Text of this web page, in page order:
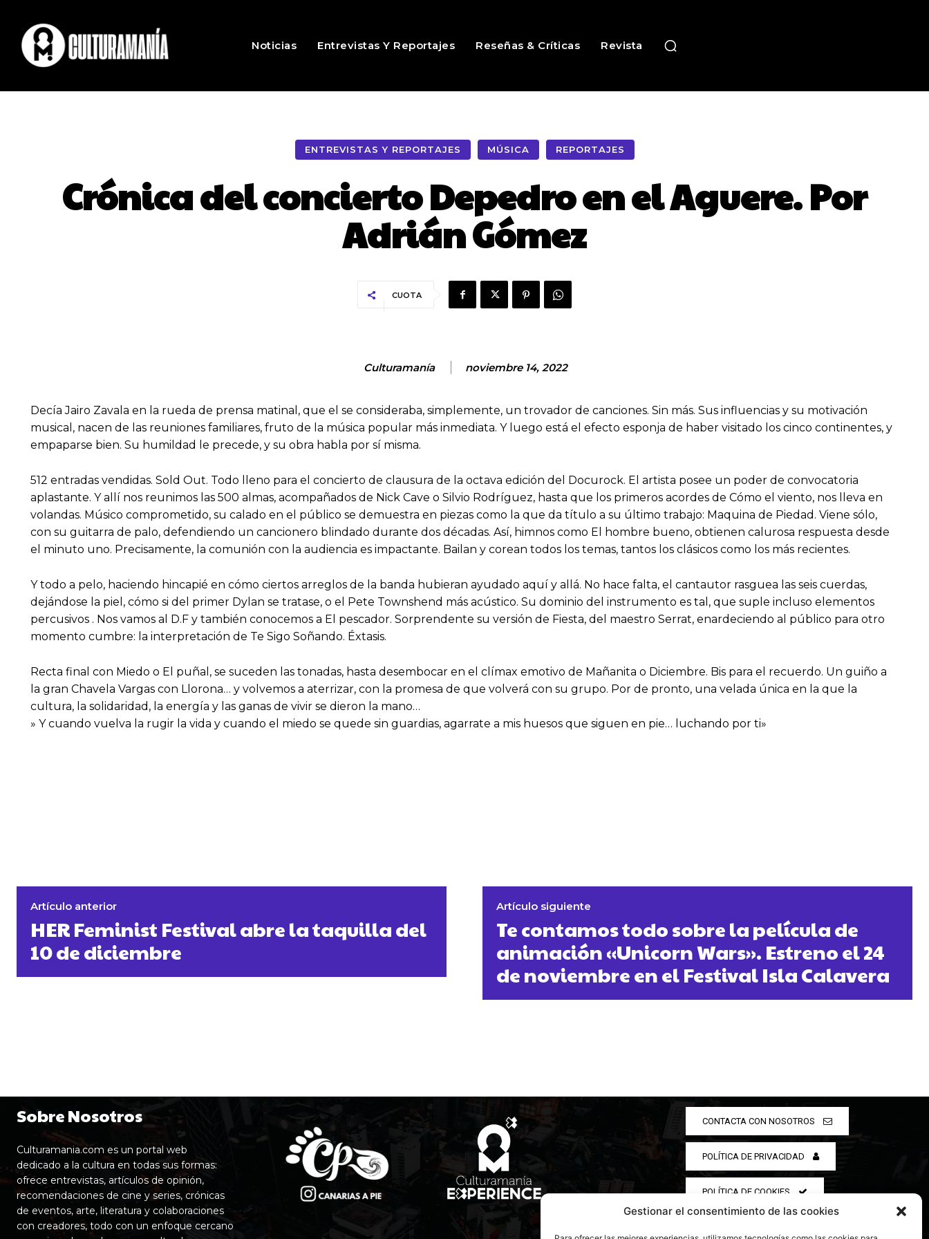
Gestionar el consentimiento de las cookies
Noticias Entrevistas Y Reportajes Reseñas & Críticas Revista
ENTREVISTAS Y REPORTAJES MÚSICA REPORTAJES
Crónica del concierto Depedro en el Aguere. Por
Adrián Gómez
CUOTA
Culturamanía noviembre 14, 2022
Decía Jairo Zavala en la rueda de prensa matinal, que el se consideraba, simplemente, un trovador de canciones. Sin más. Sus influencias y su motivación
musical, nacen de las reuniones familiares, fruto de la música popular más inmediata. Y luego está el efecto esponja de haber visitado los cinco continentes, y
empaparse bien. Su humildad le precede, y su obra habla por sí misma.
512 entradas vendidas. Sold Out. Todo lleno para el concierto de clausura de la octava edición del Docurock. El artista posee un poder de convocatoria
aplastante. Y allí nos reunimos las 500 almas, acompañados de Nick Cave o Silvio Rodríguez, hasta que los primeros acordes de Cómo el viento, nos lleva en
volandas. Músico comprometido, su calado en el público se demuestra en piezas como la que da título a su último trabajo: Maquina de Piedad. Viene sólo,
con su guitarra de palo, defendiendo un cancionero blindado durante dos décadas. Así, himnos como El hombre bueno, obtienen calurosa respuesta desde
el minuto uno. Precisamente, la comunión con la audiencia es impactante. Bailan y corean todos los temas, tantos los clásicos como los más recientes.
Y todo a pelo, haciendo hincapié en cómo ciertos arreglos de la banda hubieran ayudado aquí y allá. No hace falta, el cantautor rasguea las seis cuerdas,
dejándose la piel, cómo si del primer Dylan se tratase, o el Pete Townshend más acústico. Su dominio del instrumento es tal, que suple incluso elementos
percusivos . Nos vamos al D.F y también conocemos a El pescador. Sorprendente su versión de Fiesta, del maestro Serrat, enardeciendo al público para otro
momento cumbre: la interpretación de Te Sigo Soñando. Éxtasis.
Recta final con Miedo o El puñal, se suceden las tonadas, hasta desembocar en el clímax emotivo de Mañanita o Diciembre. Bis para el recuerdo. Un guiño a
la gran Chavela Vargas con Llorona… y volvemos a aterrizar, con la promesa de que volverá con su grupo. Por de pronto, una velada única en la que la
cultura, la solidaridad, la energía y las ganas de vivir se dieron la mano…
» Y cuando vuelva la rugir la vida y cuando el miedo se quede sin guardias, agarrate a mis huesos que siguen en pie… luchando por ti»
Artículo anterior
HER Feminist Festival abre la taquilla del
10 de diciembre
Artículo siguiente
Te contamos todo sobre la película de
animación «Unicorn Wars». Estreno el 24
de noviembre en el Festival Isla Calavera
Sobre Nosotros
Culturamania.com es un portal web
dedicado a la cultura en todas sus formas:
ofrece entrevistas, artículos de opinión,
recomendaciones de cine y series, crónicas
de eventos, arte, literatura y colaboraciones
con creadores, todo con un enfoque cercano
CONTACTA CON NOSOTROS
POLÍTICA DE PRIVACIDAD
POLÍTICA DE COOKIES